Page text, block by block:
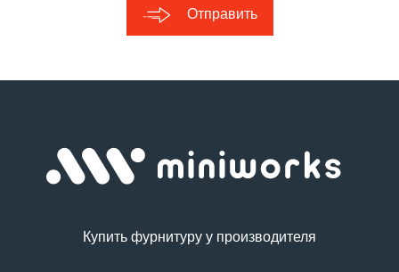
Отправить
Купить фурнитуру у производителя